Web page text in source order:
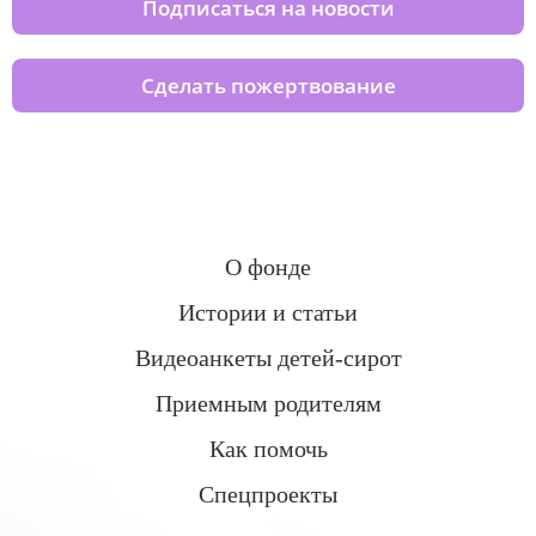
Подписаться на новости
Сделать пожертвование
О фонде
Истории и статьи
Видеоанкеты детей-сирот
Приемным родителям
Как помочь
Спецпроекты